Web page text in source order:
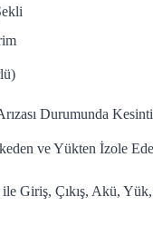
Durumunda
ve Yükten İzole
Giriş, Çıkış, Akü,